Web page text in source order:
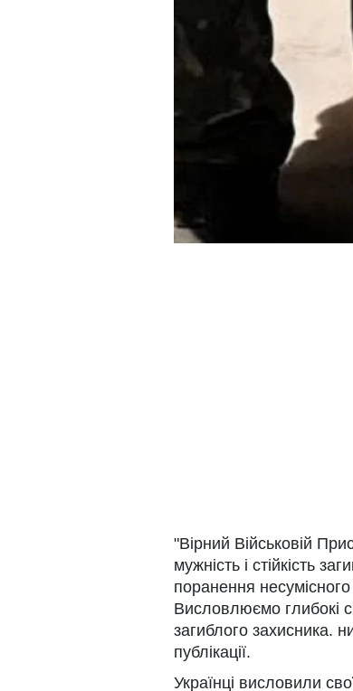
"Вірний Військовій
мужність і стійкість
поранення несумісного
Висловлюємо глибокі
загиблого захисника.
публікації.
Українці висловили